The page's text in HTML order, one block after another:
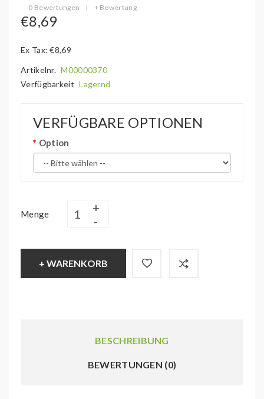
0 Bewertungen | + Bewertung
€8,69
Ex Tax: €8,69
Artikelnr. M00000370
Verfügbarkeit Lagernd
VERFÜGBARE OPTIONEN
Option
Menge
+ WARENKORB
BESCHREIBUNG
BEWERTUNGEN (0)